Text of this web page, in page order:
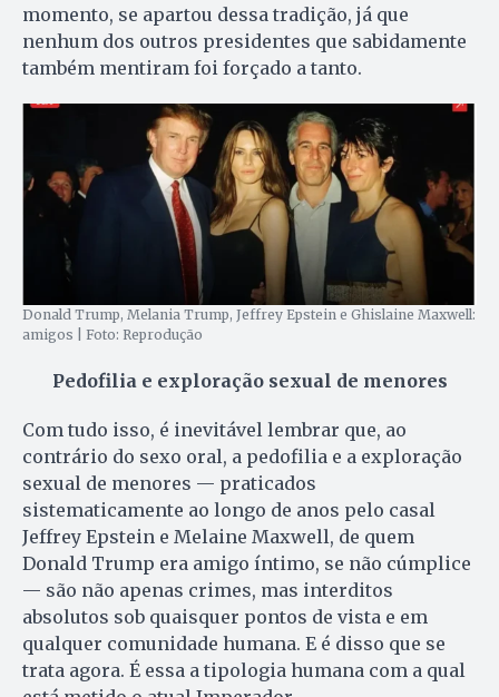
momento, se apartou dessa tradição, já que
nenhum dos outros presidentes que sabidamente
também mentiram foi forçado a tanto.
Donald Trump, Melania Trump, Jeffrey Epstein e Ghislaine Maxwell:
amigos | Foto: Reprodução
Pedofilia e exploração sexual de menores
Com tudo isso, é inevitável lembrar que, ao
contrário do sexo oral, a pedofilia e a exploração
sexual de menores — praticados
sistematicamente ao longo de anos pelo casal
Jeffrey Epstein e Melaine Maxwell, de quem
Donald Trump era amigo íntimo, se não cúmplice
— são não apenas crimes, mas interditos
absolutos sob quaisquer pontos de vista e em
qualquer comunidade humana. E é disso que se
trata agora. É essa a tipologia humana com a qual